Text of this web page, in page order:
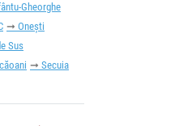
Gheorghe
Onești
Sus
Secuia